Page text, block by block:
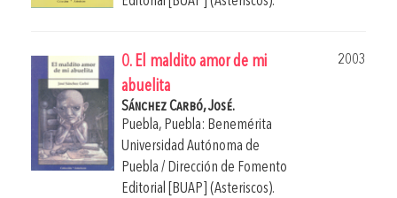
0. El maldito amor de mi
abuelita
2003
Sánchez Carbó, José.
Puebla, Puebla: Benemérita
Universidad Autónoma de
Puebla / Dirección de Fomento
Editorial [BUAP] (Asteriscos).